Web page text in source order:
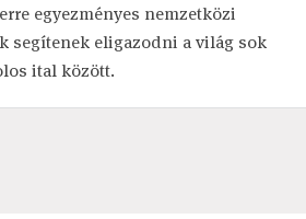
egyezményes nemzetközi
segítenek eligazodni a világ sok
ital között.